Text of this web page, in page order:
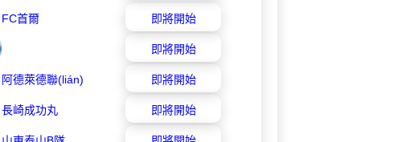
FC首爾 即將開始
即將開始
阿德萊德聯(lián) 即將開始
長崎成功丸 即將開始